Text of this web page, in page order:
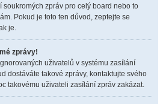
zpráv pro celý board nebo to
Pokud je toto ten důvod, zeptejte se
je.
zprávy!
uživatelů v systému zasílání
dostáváte takové zprávy, kontaktujte svého
takovému uživateli zasílání zpráv zakázat.